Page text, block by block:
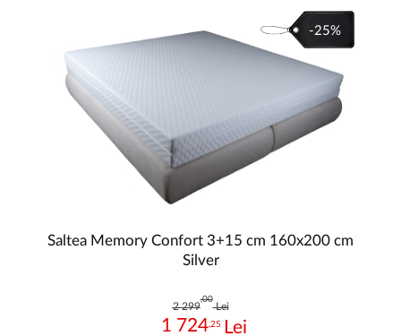
-25%
Saltea Memory Confort 3+15 cm 160x200 cm
Silver
2 299
,00
Lei
1 724,25